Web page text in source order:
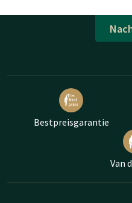
Bestpreisgarantie
Van